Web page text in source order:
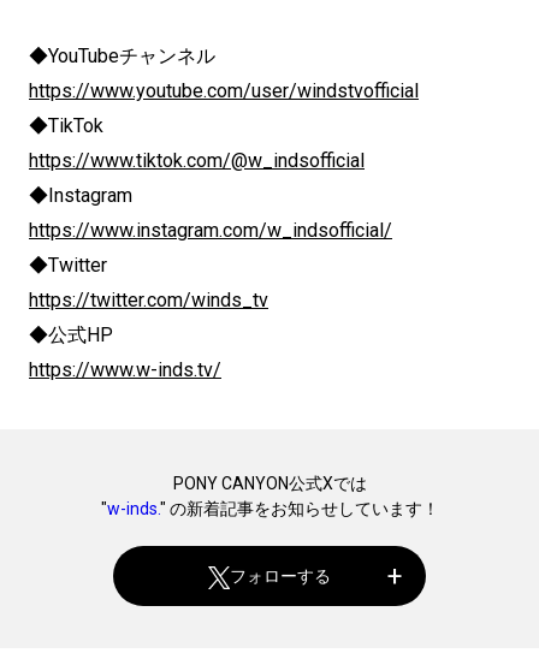
◆YouTubeチャンネル
https://www.youtube.com/user/windstvofficial
◆TikTok
https://www.tiktok.com/@w_indsofficial
◆Instagram
https://www.instagram.com/w_indsofficial/
◆Twitter
https://twitter.com/winds_tv
◆公式HP
https://www.w-inds.tv/
PONY CANYON公式Xでは
"w-inds." の新着記事をお知らせしています！
フォローする